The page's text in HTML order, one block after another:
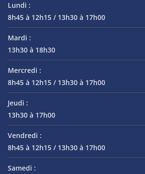
Lundi :
8h45 à 12h15 / 13h30 à 17h00
Mardi :
13h30 à 18h30
Mercredi :
8h45 à 12h15 / 13h30 à 17h00
Jeudi :
13h30 à 17h00
Vendredi :
8h45 à 12h15 / 13h30 à 17h00
Samedi :